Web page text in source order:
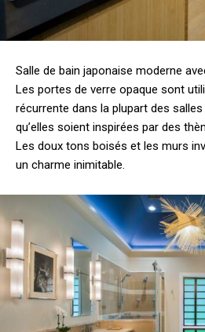
Salle de bain japonaise moderne
Les portes de verre opaque sont
récurrente dans la plupart des
qu’elles soient inspirées par des
Les doux tons boisés et les murs
un charme inimitable.